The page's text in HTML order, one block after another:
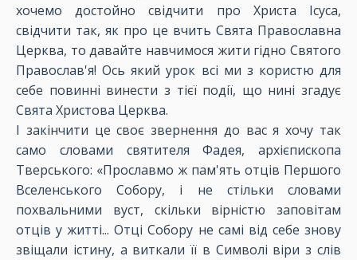
хочемо достойно свідчити про Христа Ісуса,
свідчити так, як про це вчить Свята Православна
Церква, то давайте навчимося жити гідно Святого
Православ'я! Ось який урок всі ми з користю для
себе повинні винести з тієї події, що нині згадує
Свята Христова Церква.
І закінчити це своє звернення до вас я хочу так
само словами святителя Фадея, архієпископа
Тверського: «Прославмо ж пам'ять отців Першого
Вселенського Собору, і не стільки словами
похвальними вуст, скільки вірністю заповітам
отців у житті... Отці Собору не самі від себе знову
звіщали істину, а виткали її в Символі віри з слів